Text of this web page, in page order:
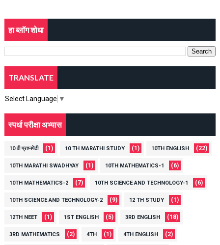
हा ब्लॉग शोधा
TRANSLATE
Select Language ▼
स्पर्धा परीक्षा अभ्यास
10 वी प्रश्नपेढी (1) 10 TH MARATHI STUDY (1) 10TH ENGLISH (22)
10TH MARATHI SWADHYAY (1) 10TH MATHEMATICS-1 (6)
10TH MATHEMATICS-2 (7) 10TH SCIENCE AND TECHNOLOGY-1 (6)
10TH SCIENCE AND TECHNOLOGY-2 (9) 12 TH STUDY (1)
12TH NEET (1) 1ST ENGLISH (5) 3RD ENGLISH (18)
3RD MATHEMATICS (2) 4TH (1) 4TH ENGLISH (2)